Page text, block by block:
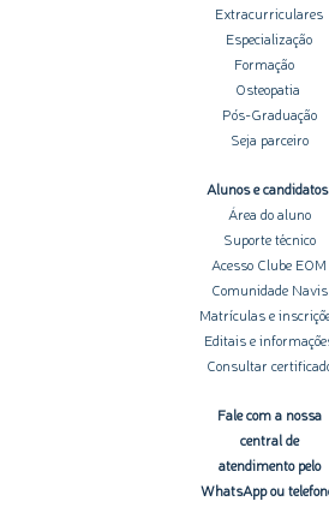
Extracurriculares
Especialização
Formação
Osteopatia
Pós-Graduação
Seja parceiro
Alunos e
Área do aluno
Suporte técnico
Acesso Clube EOM
Comunidade Navis
Matrículas e
Editais e
Consultar
Fale com a nossa
central de
atendimento pelo
WhatsApp ou